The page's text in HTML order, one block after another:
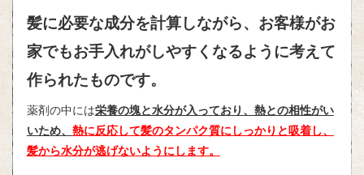
髪に必要な成分を計算しながら、お客様がお
家でもお手入れがしやすくなるように考えて
作られたものです。
薬剤の中には栄養の塊と水分が入っており、熱との相性がい
いため、 熱に反応して髪のタンパク質にしっかりと吸着し、
髪から水分が逃げないようにします。